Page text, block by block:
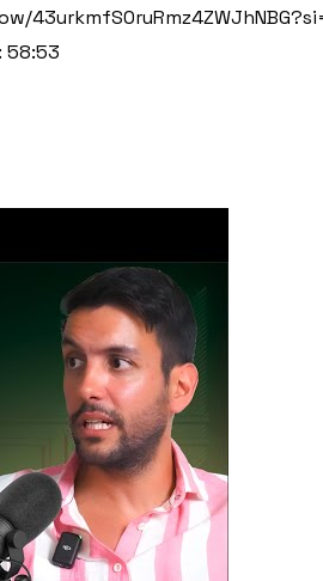
58:53